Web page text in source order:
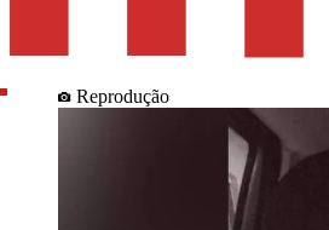
Reprodução